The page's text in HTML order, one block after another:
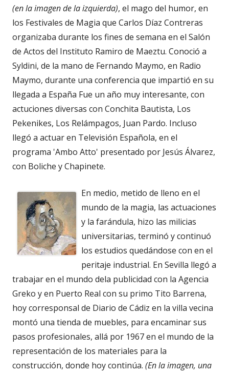
(en la imagen de la izquierda), el mago del humor, en
los Festivales de Magia que Carlos Díaz Contreras
organizaba durante los fines de semana en el Salón
de Actos del Instituto Ramiro de Maeztu. Conoció a
Syldini, de la mano de Fernando Maymo, en Radio
Maymo, durante una conferencia que impartió en su
llegada a España Fue un año muy interesante, con
actuciones diversas con Conchita Bautista, Los
Pekenikes, Los Relámpagos, Juan Pardo. Incluso
llegó a actuar en Televisión Española, en el
programa 'Ambo Atto' presentado por Jesús Álvarez,
con Boliche y Chapinete.
En medio, metido de lleno en el
mundo de la magia, las actuaciones
y la farándula, hizo las milicias
universitarias, terminó y continuó
los estudios quedándose con en el
peritaje industrial. En Sevilla llegó a
trabajar en el mundo dela publicidad con la Agencia
Greko y en Puerto Real con su primo Tito Barrena,
hoy corresponsal de Diario de Cádiz en la villa vecina
montó una tienda de muebles, para encaminar sus
pasos profesionales, allá por 1967 en el mundo de la
representación de los materiales para la
construcción, donde hoy continúa. (En la imagen, una